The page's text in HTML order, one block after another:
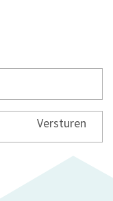
Versturen